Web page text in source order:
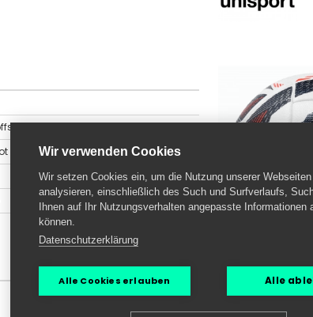
Wir verwenden Cookies
Wir setzen Cookies ein, um die Nutzung unserer
analysieren, einschließlich des Such und Surfverlaufs,
Ihnen auf Ihr Nutzungsverhalten angepasste Informationen
können.
Datenschutzerklärung
Alle Cookies erlauben Alle